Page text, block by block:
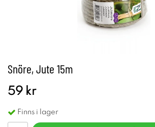
Snöre, Jute 15m
59 kr
Finns i lager